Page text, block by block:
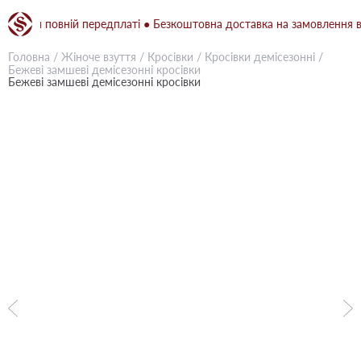
повній передплаті ● Безкоштовна доставка на замовлення від
Головна / Жіноче взуття / Кросівки / Кросівки демісезонні /
Бежевi замшеві демісезонні кросівки
Бежевi замшеві демісезонні кросівки